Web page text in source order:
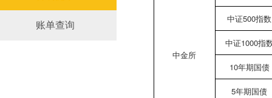
账单查询
中金所
中证500指数
中证1000指
10年期国债
5年期国债